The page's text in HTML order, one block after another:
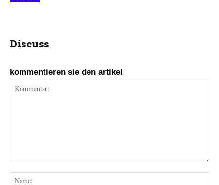
Discuss
kommentieren sie den artikel